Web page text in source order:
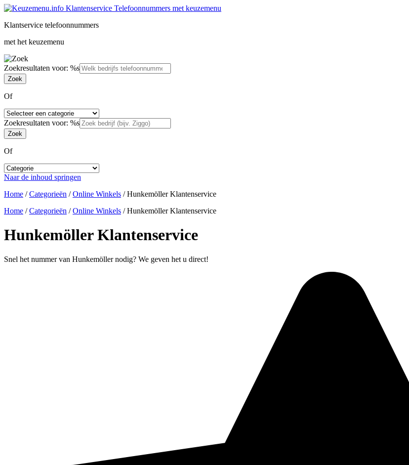
Klantservice telefoonnummers
met het keuzemenu
Zoekresultaten voor: %s
Of
Zoekresultaten voor: %s
Of
Naar de inhoud springen
Home /Categorieën /Online Winkels /Hunkemöller Klantenservice
Home /Categorieën /Online Winkels /Hunkemöller Klantenservice
Hunkemöller Klantenservice
Snel het nummer van Hunkemöller nodig? We geven het u direct!